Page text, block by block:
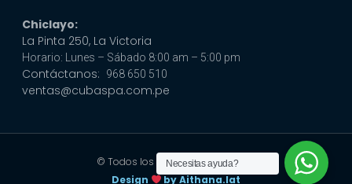
Chiclayo:
La Pinta 250, La Victoria
Horario: Lunes – Sábado 8:00 am – 5:00 pm
Contáctanos: 968 650 510
ventas@cubaspa.com.pe
© Todos los derechos reservados
Design
by Aithana.lat
Necesitas ayuda?